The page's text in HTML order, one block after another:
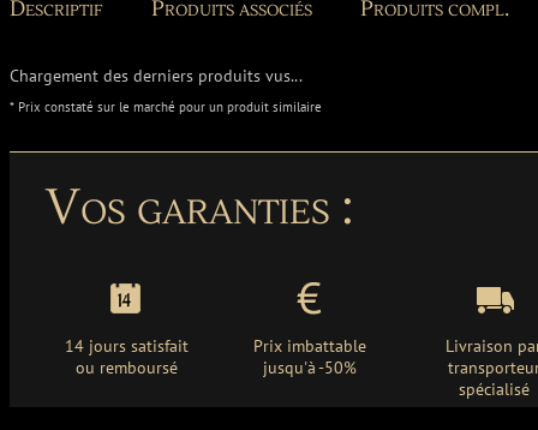
Descriptif Produits associés Produits compl.
Chargement des derniers produits vus...
* Prix constaté sur le marché pour un produit similaire
Vos garanties :
14 jours satisfait
ou remboursé
Prix imbattable
jusqu'à -50%
Livraison
spécialisé